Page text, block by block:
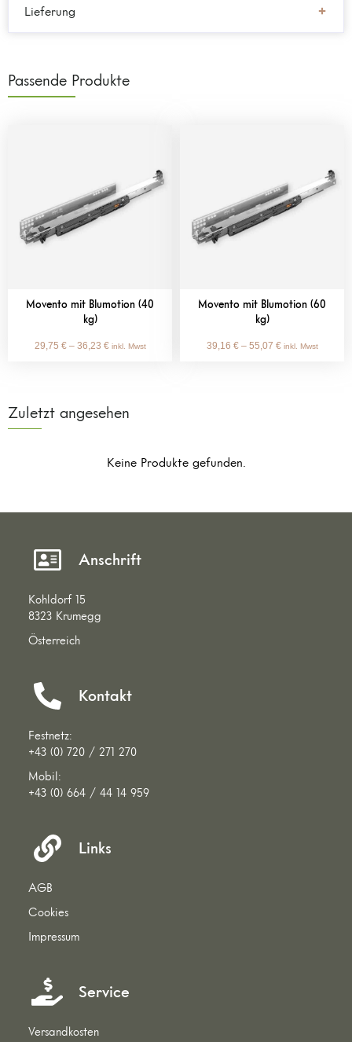
Lieferung
Passende Produkte
Movento mit Blumotion (40
kg)
29,75 €– 36,23 € inkl. Mwst
Movento mit Blumotion (60
kg)
39,16 €– 55,07 € inkl. Mwst
Zuletzt angesehen
Keine Produkte gefunden.
Anschrift
Kohldorf 15
8323 Krumegg
Österreich
Kontakt
Festnetz:
+43 (0) 720 / 271 270
Mobil:
+43 (0) 664 / 44 14 959
Links
AGB
Cookies
Impressum
Service
Versandkosten